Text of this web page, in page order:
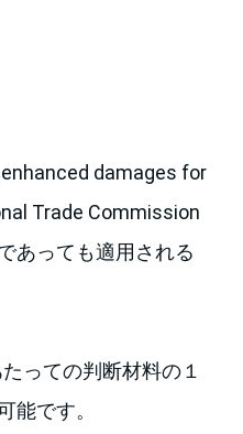
damages for
Trade Commission
あっても適用される
っての判断材料の１
能です。